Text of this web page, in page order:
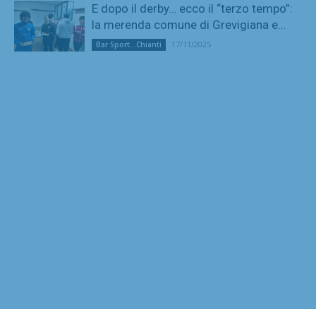
E dopo il derby… ecco il “terzo tempo”:
la merenda comune di Grevigiana e...
Bar Sport...Chianti 17/11/2025